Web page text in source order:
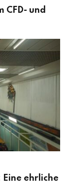
CFD- und
ehrliche